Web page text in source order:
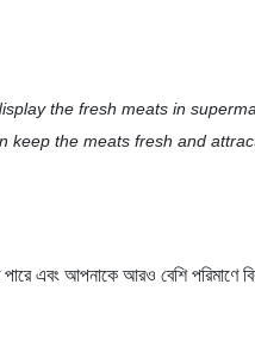
the fresh meats in
keep the meats fresh and
এবং আপনাকে আরও বেশি পরিমাণে